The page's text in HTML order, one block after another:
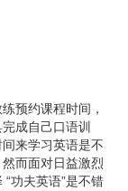
预约课程时间，
成自己口语训
来学习英语是不
而面对日益激烈
功夫英语”是不错